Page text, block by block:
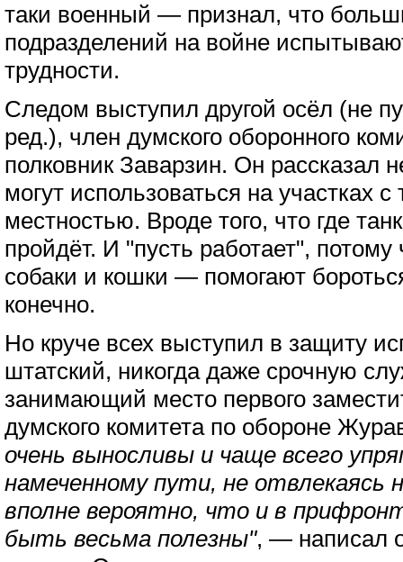
таки военный — признал, что
подразделений на войне
трудности.
Следом выступил другой осёл (не
ред.), член думского оборонного
полковник Заварзин. Он рассказал
могут использоваться на участках с
местностью. Вроде того, что где
пройдёт. И "пусть работает",
собаки и кошки — помогают
конечно.
Но круче всех выступил в защиту
штатский, никогда даже срочную
занимающий место первого
думского комитета по обороне
очень выносливы и чаще всего
намеченному пути, не отвлекаясь
вполне вероятно, что и в
быть весьма полезны", — написал